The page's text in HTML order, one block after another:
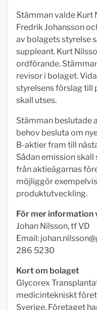
Stämman valde Kurt
Fredrik Johansson
av bolagets styrelse
suppleant. Kurt
ordförande.
revisor i bolaget.
styrelsens förslag till
skall utses.
Stämman beslutade
behov besluta om
B-aktier fram till
Sådan emission
från aktieägarnas
möjliggör
produktutveckling.
För mer information
Johan Nilsson, tf VD
Email:
286 5230
Kort om bolaget
Glycorex
medicintekniskt
Sverige. Företaget